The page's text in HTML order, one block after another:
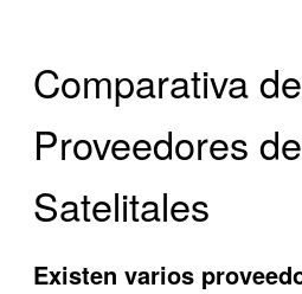
Comparativa de
Proveedores
Satelitales
Existen varios